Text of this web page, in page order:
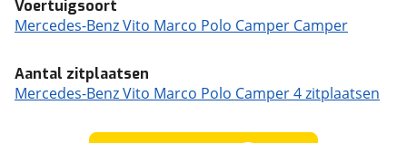
Voertuigsoort
Mercedes-Benz Vito Marco Polo Camper Camper
Aantal zitplaatsen
Mercedes-Benz Vito Marco Polo Camper 4 zitplaatsen